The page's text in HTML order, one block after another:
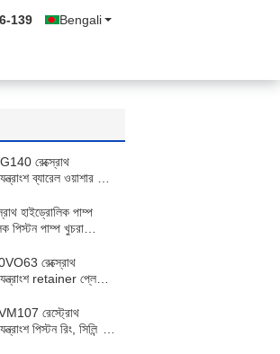
Bengali
139
রেক্স্রোথ
ব্যারেল ওয়াশার উচ্চ
হাইড্রোলিক পাম্প
পিস্টন পাম্প খুচরা
রেক্স্রোথ
retainer প্লেট /
রেস্ট্রোথ
পিস্টন রিং, সিলিন্ডার